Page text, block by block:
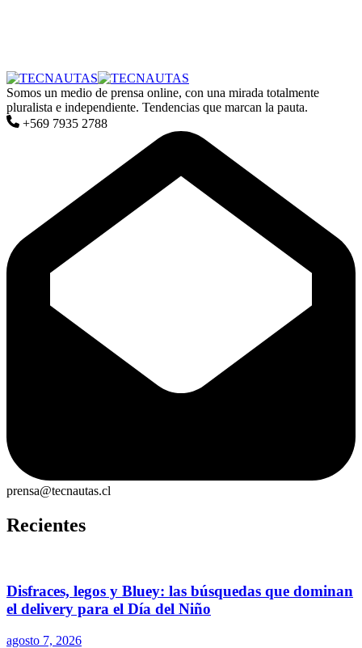
Somos un medio de prensa online, con una mirada totalmente
pluralista e independiente. Tendencias que marcan la pauta.
+569 7935 2788
prensa@tecnautas.cl
Recientes
Disfraces, legos y Bluey: las búsquedas que dominan
el delivery para el Día del Niño
agosto 7, 2026